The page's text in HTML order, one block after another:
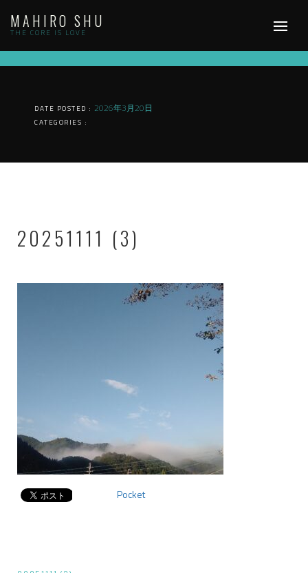
content
MAHIRO SHU
THE CORE IS LOVE
DATE POSTED : 2026年3月20日
CATEGORIES :
20251111 (3)
Pocket